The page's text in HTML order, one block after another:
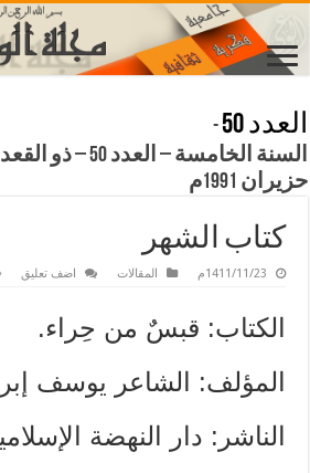
العدد 50
-
حزيران 1991م
كتاب الشهر
1411/11/23م المقالات اضف تعليق
الكتاب: قبسٌ من حِراء.
المؤلف: الشاعر يوسف
الناشر: دار النهضة